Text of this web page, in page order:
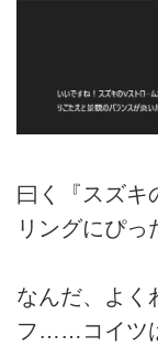
曰く『スズキ
リングにぴっ
なんだ、よく
フ……コイツ